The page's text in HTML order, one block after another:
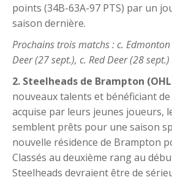
points (34B-63A-97 PTS) par un
saison dernière.
Prochains trois matchs : c.
Deer (27 sept.), c. Red Deer (28 sept.)
2. Steelheads de Brampton
nouveaux talents et bénéficiant de
acquise par leurs jeunes joueurs,
semblent prêts pour une saison
nouvelle résidence de Brampton
Classés au deuxième rang au
Steelheads devraient être de